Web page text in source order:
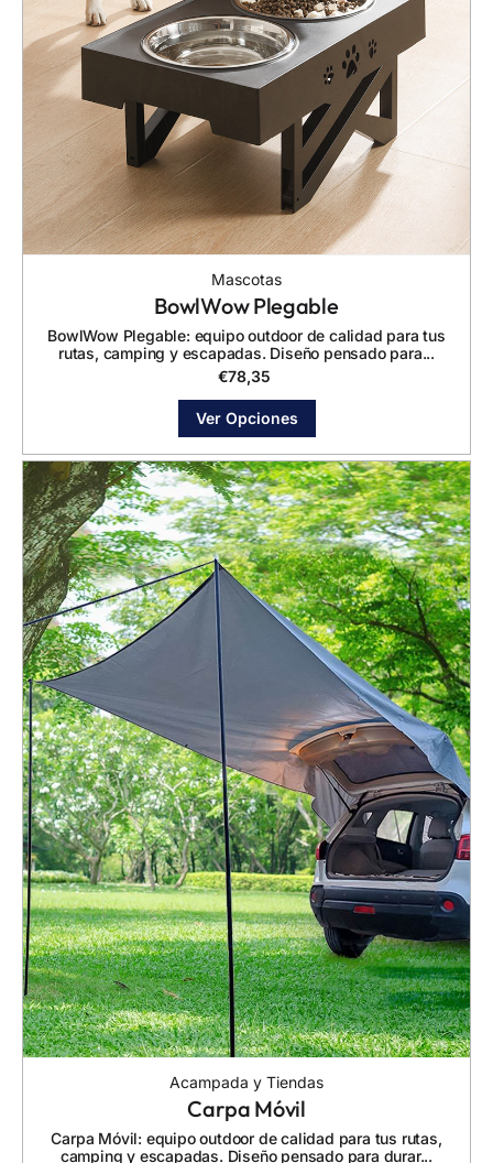
Mascotas
BowlWow Plegable
BowlWow Plegable: equipo outdoor de calidad para tus
rutas, camping y escapadas. Diseño pensado para...
€78,35
Ver Opciones
Acampada y Tiendas
Carpa Móvil
Carpa Móvil: equipo outdoor de calidad para tus rutas,
camping y escapadas. Diseño pensado para durar...